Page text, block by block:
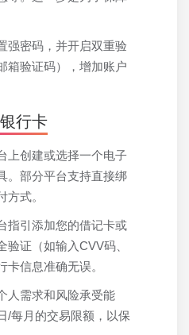
强密码，并开启双重验
箱验证码），增加账户
行卡
上创建或选择一个电子
。部分平台支持直接绑
方式。
指引添加您的借记卡或
证（如输入CVV码、
信息准确无误。
人需求和风险承受能
/每月的交易限额，以保